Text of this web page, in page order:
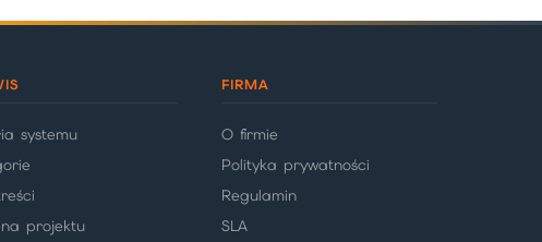
systemu
projektu
FIRMA
O firmie
Polityka prywatności
Regulamin
SLA